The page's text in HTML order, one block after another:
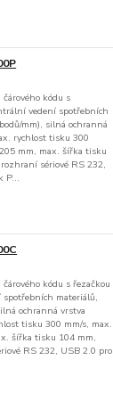
kódu s
vedení spotřebních
mm), silná ochranná
rychlost tisku 300
mm, max. šířka tisku
sériové RS 232,
P...
kódu s řezačkou
materiálů,
ochranná vrstva
tisku 300 mm/s, max.
šířka tisku 104 mm,
RS 232, USB 2.0 pro